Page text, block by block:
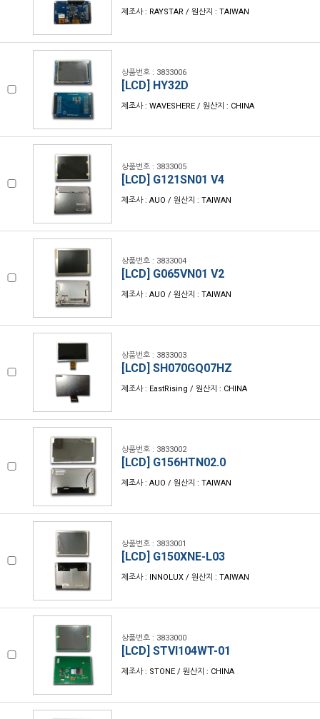
제조사 : RAYSTAR / 원산지 : TAIWAN
상품번호 : 3833006
[LCD] HY32D
제조사 : WAVESHERE / 원산지 : CHINA
상품번호 : 3833005
[LCD] G121SN01 V4
제조사 : AUO / 원산지 : TAIWAN
상품번호 : 3833004
[LCD] G065VN01 V2
제조사 : AUO / 원산지 : TAIWAN
상품번호 : 3833003
[LCD] SH070GQ07HZ
제조사 : EastRising / 원산지 : CHINA
상품번호 : 3833002
[LCD] G156HTN02.0
제조사 : AUO / 원산지 : TAIWAN
상품번호 : 3833001
[LCD] G150XNE-L03
제조사 : INNOLUX / 원산지 : TAIWAN
상품번호 : 3833000
[LCD] STVI104WT-01
제조사 : STONE / 원산지 : CHINA